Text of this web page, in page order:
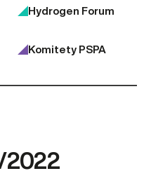
Hydrogen Forum
Komitety PSPA